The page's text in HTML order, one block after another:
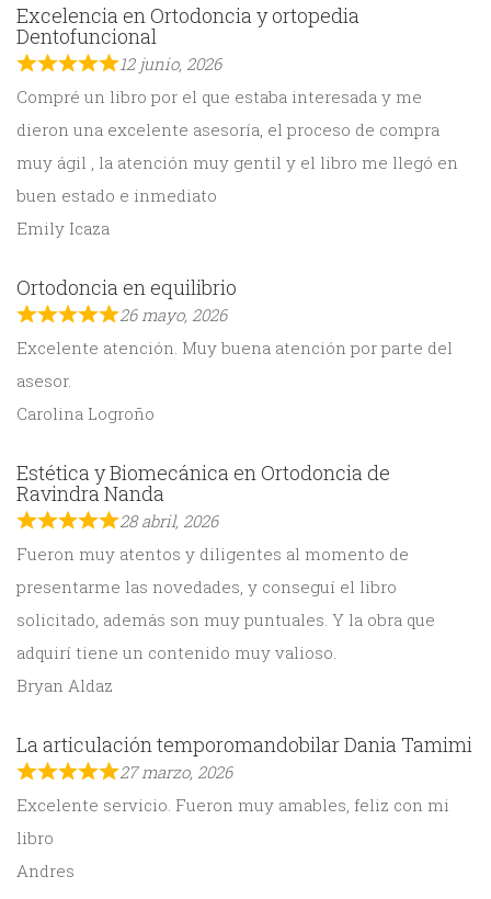
Excelencia en Ortodoncia y ortopedia
Dentofuncional
12 junio, 2026
Compré un libro por el que estaba interesada y me
dieron una excelente asesoría, el proceso de compra
muy ágil , la atención muy gentil y el libro me llegó en
buen estado e inmediato
Emily Icaza
Ortodoncia en equilibrio
26 mayo, 2026
Excelente atención. Muy buena atención por parte del
asesor.
Carolina Logroño
Estética y Biomecánica en Ortodoncia de
Ravindra Nanda
28 abril, 2026
Fueron muy atentos y diligentes al momento de
presentarme las novedades, y conseguí el libro
solicitado, además son muy puntuales. Y la obra que
adquirí tiene un contenido muy valioso.
Bryan Aldaz
La articulación temporomandobilar Dania Tamimi
27 marzo, 2026
Excelente servicio. Fueron muy amables, feliz con mi
libro
Andres